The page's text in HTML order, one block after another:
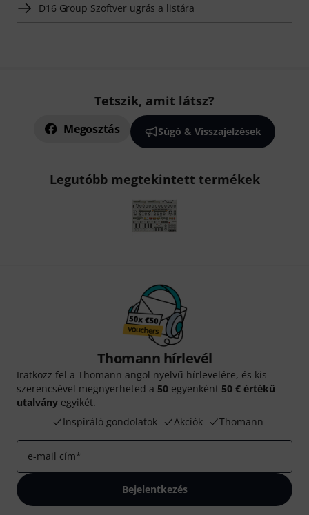
D16 Group Szoftver ugrás a listára
Tetszik, amit látsz?
Megosztás Súgó & Visszajelzések
Legutóbb megtekintett termékek
Thomann hírlevél
Iratkozz fel a Thomann angol nyelvű hírlevelére, és kis
szerencsével megnyerheted a 50 egyenként 50 € értékű
utalvány egyikét.
Inspiráló gondolatok
Akciók Thomann
e-mail cím*
Bejelentkezés